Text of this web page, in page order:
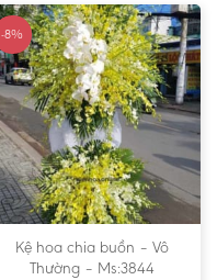
-8%
Kệ hoa chia buồn – Vô
Thường – Ms:3844